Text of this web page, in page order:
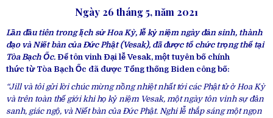
Ngày 26 tháng 5, năm 2021
Lần đầu tiên trong lịch sửHoa Kỳ, lễ kỷ niệm ngày đản sinh, thành
đạovàNiết bàn củaĐức Phật(Vesak), đã được tổ chức trọng thểtại
Tòa Bạch Ốc. Để tôn vinh Đại lễVesak, mộttuyên bố chính
thức từ Tòa Bạch Ốc đã được Tổng thống Biden công bố:
“Jill và tôi gửi lờichúc mừngnồng nhiệt nhất tới cácPhật tửở Hoa Kỳ
và trên toàn thế giớikhi họ kỷ niệm Vesak, một ngày tôn vinh sự đản
sanh, giác ngộ, và Niết bàn của Đức Phật. Nghi lễ thắp sáng mộtngọn